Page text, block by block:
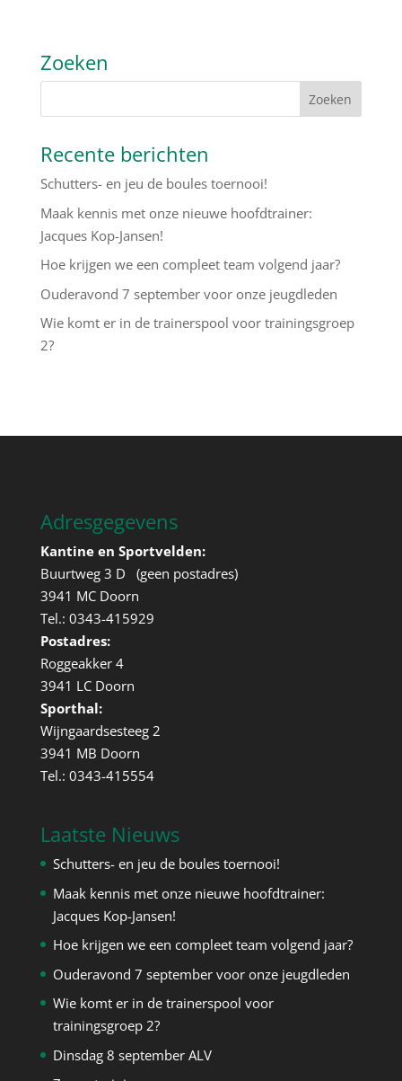
Zoeken
Recente berichten
Schutters- en jeu de boules toernooi!
Maak kennis met onze nieuwe hoofdtrainer:
Jacques Kop-Jansen!
Hoe krijgen we een compleet team volgend jaar?
Ouderavond 7 september voor onze jeugdleden
Wie komt er in de trainerspool voor trainingsgroep
2?
Adresgegevens
Kantine en Sportvelden:
Buurtweg 3 D (geen postadres)
3941 MC Doorn
Tel.: 0343-415929
Postadres:
Roggeakker 4
3941 LC Doorn
Sporthal:
Wijngaardsesteeg 2
3941 MB Doorn
Tel.: 0343-415554
Laatste Nieuws
Schutters- en jeu de boules toernooi!
Maak kennis met onze nieuwe hoofdtrainer:
Jacques Kop-Jansen!
Hoe krijgen we een compleet team volgend jaar?
Ouderavond 7 september voor onze jeugdleden
Wie komt er in de trainerspool voor
trainingsgroep 2?
Dinsdag 8 september ALV